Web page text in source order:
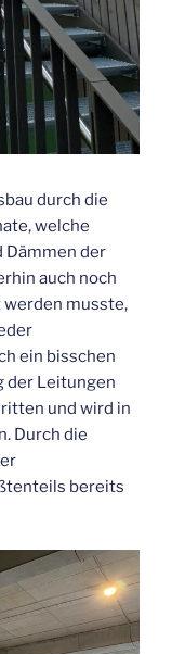
durch die
welche
Dämmen der
auch noch
musste,
ein bisschen
der Leitungen
und wird in
Durch die
bereits